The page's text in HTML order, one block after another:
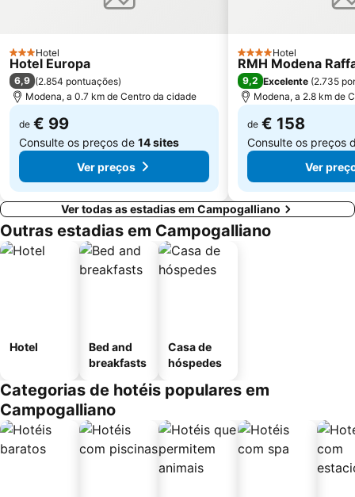
3 Estrelas
Hotel
Hotel Europa
6,9 (2.854 pontuações)
Modena, a 0.7 km de Centro da cidade
de € 99
Consulte os preços de 14 sites
Ver preços
4 Estrelas
Hotel
RMH Modena
9,2 Excelente (2.735
Modena, a 2.8 km de
de € 158
Consulte os preços
Ver
Ver todas as estadias em Campogalliano
Outras estadias em Campogalliano
Hotel
Bed and
breakfasts
Casa de
hóspedes
Categorias de hotéis populares em
Campogalliano